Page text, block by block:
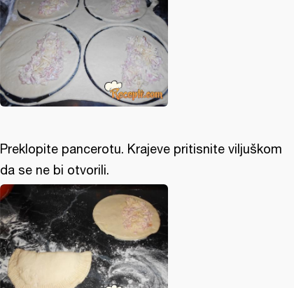
Preklopite pancerotu. Krajeve pritisnite viljuškom
da se ne bi otvorili.